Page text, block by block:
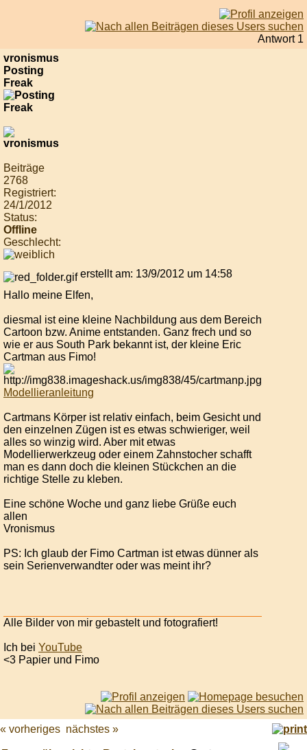
Antwort 1
vronismus
Posting
Freak
Beiträge
2768
Registriert:
24/1/2012
Status:
Offline
Geschlecht:
erstellt am: 13/9/2012 um 14:58
Hallo meine Elfen,
diesmal ist eine kleine Nachbildung aus dem Bereich
Cartoon bzw. Anime entstanden. Ganz frech und so
wie er aus South Park bekannt ist, der kleine Eric
Cartman aus Fimo!
Modellieranleitung
Cartmans Körper ist relativ einfach, beim Gesicht und
den einzelnen Zügen ist es etwas schwieriger, weil
alles so winzig wird. Aber mit etwas
Modellierwerkzeug oder einem Zahnstocher schafft
man es dann doch die kleinen Stückchen an die
richtige Stelle zu kleben.
Eine schöne Woche und ganz liebe Grüße euch
allen
Vronismus
PS: Ich glaub der Fimo Cartman ist etwas dünner als
sein Serienverwandter oder was meint ihr?
Alle Bilder von mir gebastelt und fotografiert!
Ich bei YouTube
<3 Papier und Fimo
« vorheriges nächstes »